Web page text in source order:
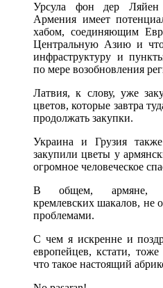
Урсула фон дер Ляйен
Армения имеет
хабом, соединяющим
Центральную Азию и
инфраструктуру и
по мере возобновления
Латвия, к слову, уже
цветов, которые завтра
продолжать закупки.
Украина и Грузия
закупили цветы у
огромное человеческое
В общем, армяне,
кремлевских шакалов, не
проблемами.
С чем я искренне и
европейцев, кстати,
что такое настоящий